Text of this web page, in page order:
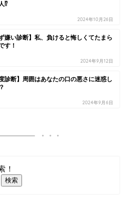
⁉
2024年10月26日
ず嫌い診断】私、負けると悔しくてたまら
す！
2024年9月12日
度診断】周囲はあなたの口の悪さに迷惑し
2024年9月6日
！
検索